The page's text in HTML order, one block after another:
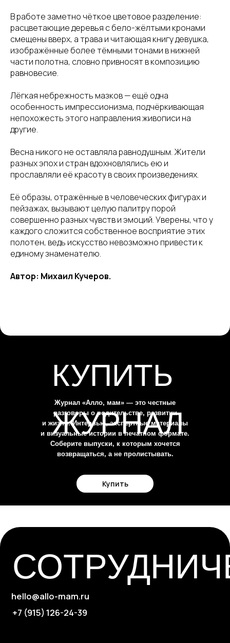
В работе заметно чёткое цветовое разделение:
расцветающие деревья с бело-жёлтыми кронами
смещены вверх, а трава и читающая книгу девушка,
изображённые более тёмными тонами в нижней
части полотна, словно привносят в композицию
равновесие.
Лёгкая небрежность мазков — ещё одна
особенность импрессионизма, подчёркивающая
непохожесть этого направления живописи на
другие.
Весна никого не оставляла равнодушным. Жители
разных эпох и стран вдохновлялись ею и
прославляли её красоту в своих произведениях.
Её образы, отражённые в человеческих фигурах и
пейзажах, вызывают целую палитру порой
совершенно разных чувств и эмоций. Уверены, что у
каждого сложится собственное восприятие этих
полотен, ведь искусство невозможно привести к
единому знаменателю.
Автор: Михаил Кучеров.
Журнал «Алло, мам» — это честные
разговоры о родительстве, развитии
и жизни. Интервью, экспертные материалы
и визуальные истории в печатном формате.
Соберите выпуски, к которым хочется
возвращаться, а не пролистывать.
Купить
КУПИТЬ
ЖУРНАЛ